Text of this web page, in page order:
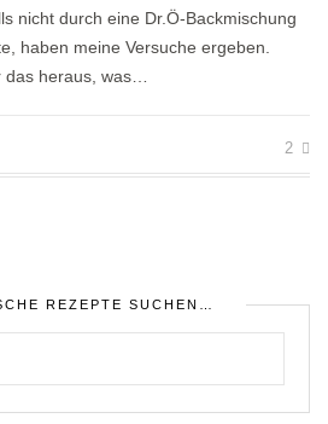
nicht durch eine Dr.Ö-Backmischung
haben meine Versuche ergeben.
heraus, was…
2
REZEPTE SUCHEN…